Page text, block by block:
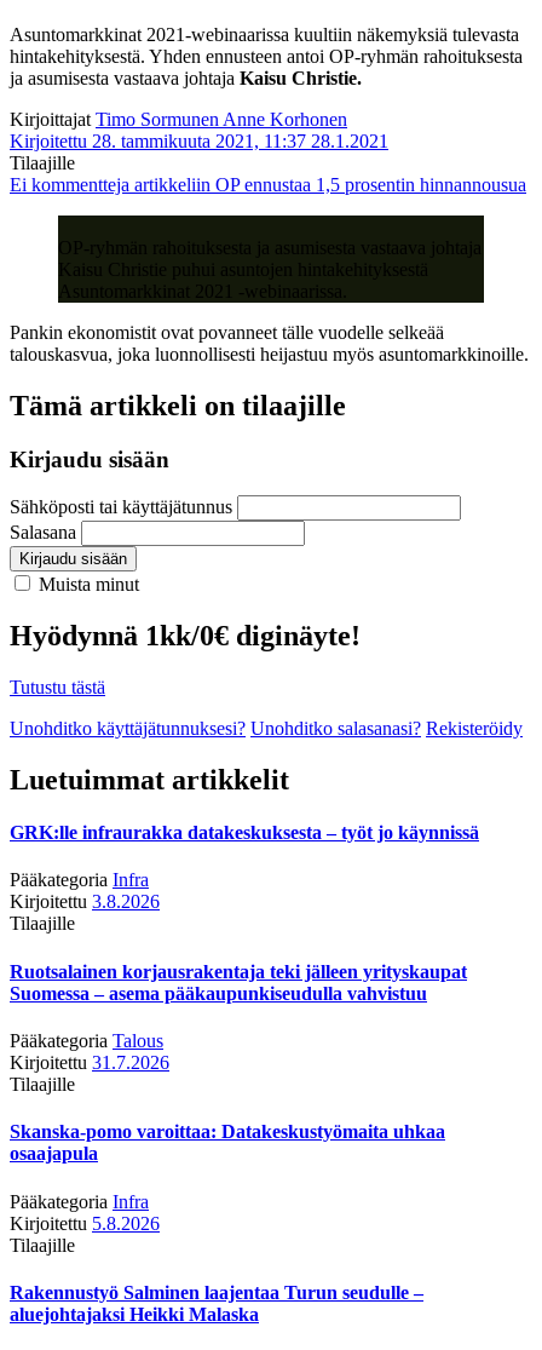
Asuntomarkkinat 2021-webinaarissa kuultiin näkemyksiä tulevasta
hintakehityksestä. Yhden ennusteen antoi OP-ryhmän rahoituksesta
ja asumisesta vastaava johtaja Kaisu Christie.
Kirjoittajat Timo Sormunen Anne Korhonen
Kirjoitettu 28. tammikuuta 2021, 11:37 28.1.2021
Tilaajille
Ei kommentteja artikkeliin OP ennustaa 1,5 prosentin hinnannousua
OP-ryhmän rahoituksesta ja asumisesta vastaava johtaja
Kaisu Christie puhui asuntojen hintakehityksestä
Asuntomarkkinat 2021 -webinaarissa.
Pankin ekonomistit ovat povanneet tälle vuodelle selkeää
talouskasvua, joka luonnollisesti heijastuu myös asuntomarkkinoille.
Tämä artikkeli on tilaajille
Kirjaudu sisään
Sähköposti tai käyttäjätunnus
Salasana
Kirjaudu sisään
Muista minut
Hyödynnä 1kk/0€ diginäyte!
Tutustu tästä
Unohditko käyttäjätunnuksesi? Unohditko salasanasi? Rekisteröidy
Luetuimmat artikkelit
GRK:lle infraurakka datakeskuksesta – työt jo käynnissä
Pääkategoria Infra
Kirjoitettu 3.8.2026
Tilaajille
Ruotsalainen korjausrakentaja teki jälleen yrityskaupat
Suomessa – asema pääkaupunkiseudulla vahvistuu
Pääkategoria Talous
Kirjoitettu 31.7.2026
Tilaajille
Skanska-pomo varoittaa: Datakeskustyömaita uhkaa
osaajapula
Pääkategoria Infra
Kirjoitettu 5.8.2026
Tilaajille
Rakennustyö Salminen laajentaa Turun seudulle –
aluejohtajaksi Heikki Malaska